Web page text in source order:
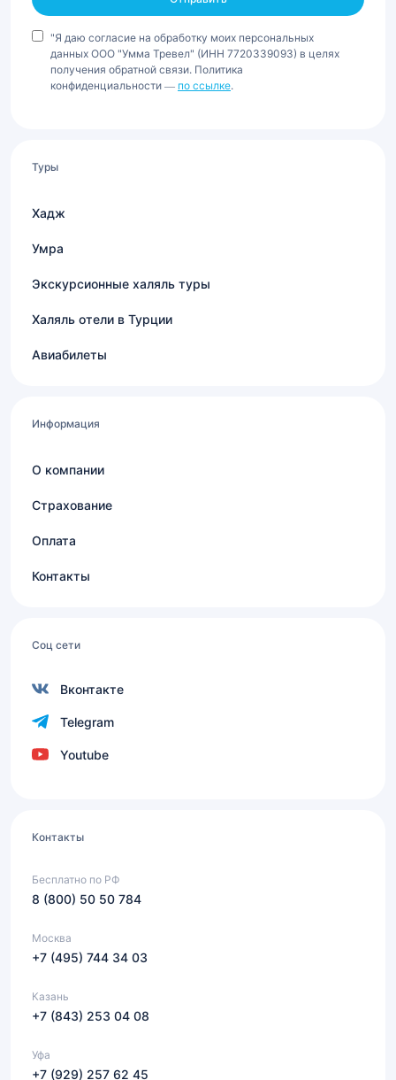
"Я даю согласие на обработку моих персональных
данных ООО "Умма Тревел" (ИНН 7720339093) в целях
получения обратной связи. Политика
конфиденциальности — по ссылке.
Туры
Хадж
Умра
Экскурсионные халяль туры
Халяль отели в Турции
Авиабилеты
Информация
О компании
Страхование
Оплата
Контакты
Соц сети
Вконтакте
Telegram
Youtube
Контакты
Бесплатно по РФ
8 (800) 50 50 784
Москва
+7 (495) 744 34 03
Казань
+7 (843) 253 04 08
Уфа
+7 (929) 257 62 45